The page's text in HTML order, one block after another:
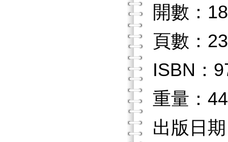
開數：18
頁數：
ISBN：
重量：
出版日